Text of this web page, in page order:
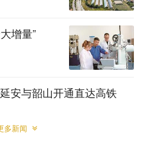
增量”
安与韶山开通直达高铁
多新闻